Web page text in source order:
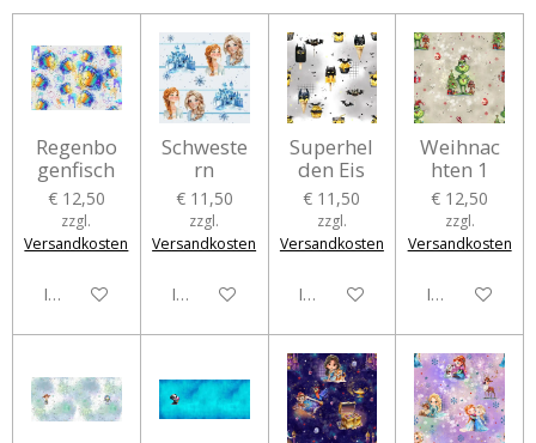
Regenbo
genfisch
€ 12,50
zzgl.
Versandkosten
In den Warenkorb
Schweste
rn
€ 11,50
zzgl.
Versandkosten
In den Warenkorb
Superhel
den Eis
€ 11,50
zzgl.
Versandkosten
In den Warenkorb
Weihnac
hten 1
€ 12,50
zzgl.
Versandkosten
In den